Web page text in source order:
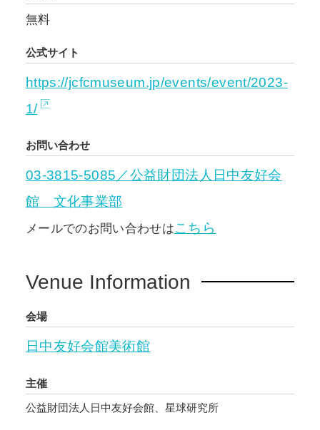
無料
公式サイト
https://jcfcmuseum.jp/events/event/2023-
1/
お問い合わせ
03-3815-5085／公益財団法人日中友好会
館 文化事業部
メールでのお問い合わせはこちら
Venue Information
会場
日中友好会館美術館
主催
公益財団法人日中友好会館、星球研究所